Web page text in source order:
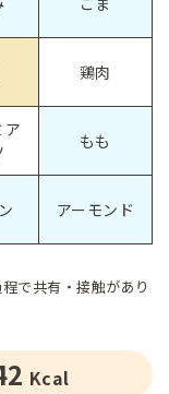
鶏肉
ア
もも
アーモンド
で共有・接触があり
Kcal